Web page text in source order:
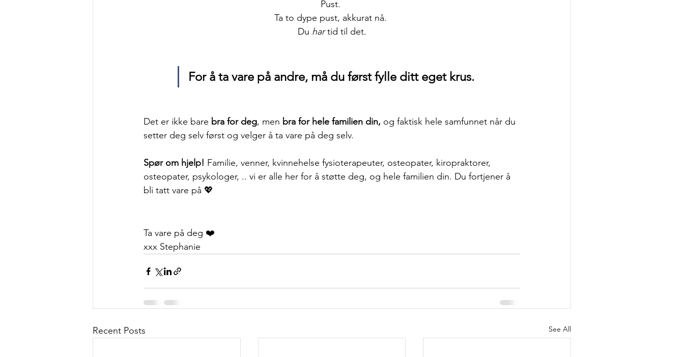
Pust.
Ta to dype pust, akkurat nå.
Du har tid til det.
For å ta vare på andre, må du først fylle ditt eget krus.
Det er ikke bare bra for deg, men bra for hele familien din, og faktisk hele samfunnet når du
setter deg selv først og velger å ta vare på deg selv.
Spør om hjelp! Familie, venner, kvinnehelse fysioterapeuter, osteopater, kiropraktorer,
osteopater, psykologer, .. vi er alle her for å støtte deg, og hele familien din. Du fortjener å
bli tatt vare på 💖
Ta vare på deg ❤️
xxx Stephanie
Recent Posts See All